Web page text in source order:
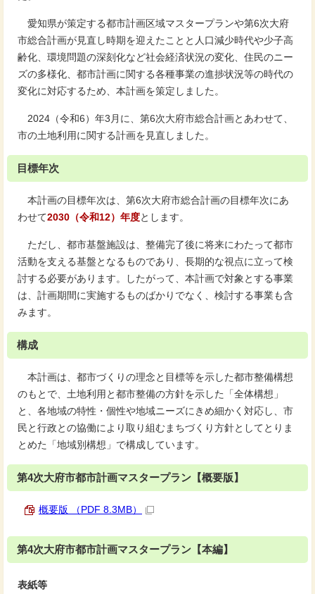
愛知県が策定する都市計画区域マスタープランや第6次大府
市総合計画が見直し時期を迎えたことと人口減少時代や少子高
齢化、環境問題の深刻化など社会経済状況の変化、住民のニー
ズの多様化、都市計画に関する各種事業の進捗状況等の時代の
変化に対応するため、本計画を策定しました。
2024（令和6）年3月に、第6次大府市総合計画とあわせて、
市の土地利用に関する計画を見直しました。
目標年次
本計画の目標年次は、第6次大府市総合計画の目標年次にあ
わせて2030（令和12）年度とします。
ただし、都市基盤施設は、整備完了後に将来にわたって都市
活動を支える基盤となるものであり、長期的な視点に立って検
討する必要があります。したがって、本計画で対象とする事業
は、計画期間に実施するものばかりでなく、検討する事業も含
みます。
構成
本計画は、都市づくりの理念と目標等を示した都市整備構想
のもとで、土地利用と都市整備の方針を示した「全体構想」
と、各地域の特性・個性や地域ニーズにきめ細かく対応し、市
民と行政との協働により取り組むまちづくり方針としてとりま
とめた「地域別構想」で構成しています。
第4次大府市都市計画マスタープラン【概要版】
概要版 （PDF 8.3MB）
第4次大府市都市計画マスタープラン【本編】
表紙等